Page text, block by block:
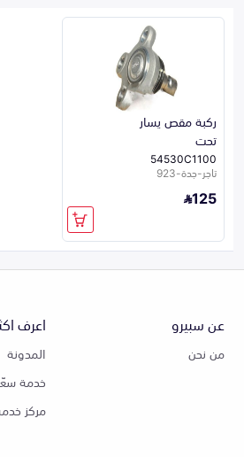
ركبة مقص يسار
تحت
54530C1100
تاجر-جدة-923
125
عن سبيرو
من نحن
اعرف
المدونة
خدمة
مركز